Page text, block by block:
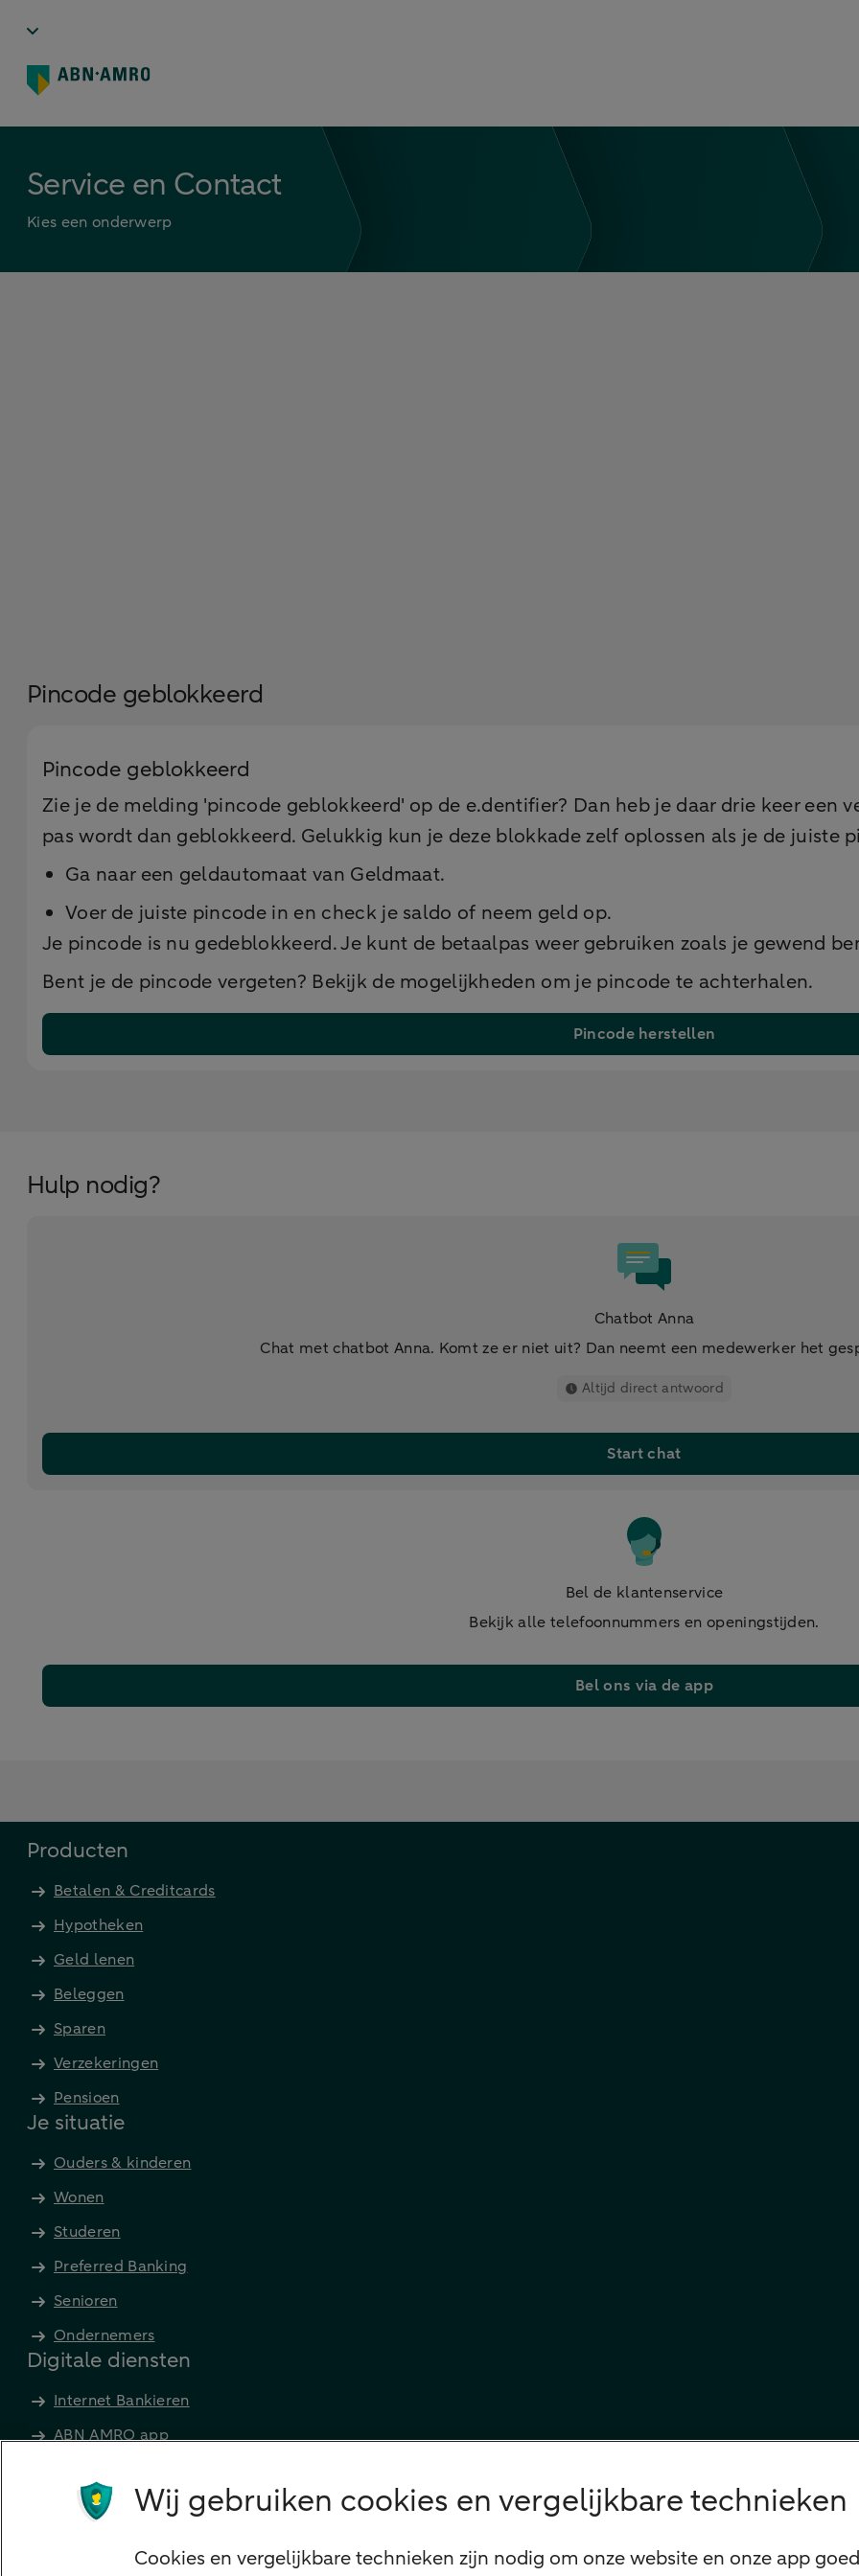
Service en Contact
Kies een onderwerp
Pincode geblokkeerd
Pincode geblokkeerd
Zie je de melding 'pincode geblokkeerd' op de e.dentifier? Dan heb je daar drie keer een
pas wordt dan geblokkeerd. Gelukkig kun je deze blokkade zelf oplossen als je de juiste
Ga naar een geldautomaat van Geldmaat.
Voer de juiste pincode in en check je saldo of neem geld op.
Je pincode is nu gedeblokkeerd. Je kunt de betaalpas weer gebruiken zoals je gewend
Bent je de pincode vergeten? Bekijk de mogelijkheden om je pincode te achterhalen.
Pincode herstellen
Hulp nodig?
Chatbot Anna
Chat met chatbot Anna. Komt ze er niet uit? Dan neemt een medewerker het
Altijd direct antwoord
Start chat
Bel de klantenservice
Bekijk alle telefoonnummers en openingstijden.
Bel ons via de app
Producten
Betalen & Creditcards
Hypotheken
Geld lenen
Beleggen
Sparen
Verzekeringen
Pensioen
Je situatie
Ouders & kinderen
Wonen
Studeren
Preferred Banking
Senioren
Ondernemers
Digitale diensten
Internet Bankieren
ABN AMRO app
Apple Pay
Wij gebruiken cookies en vergelijkbare technieken
Cookies en vergelijkbare technieken zijn nodig om onze website en onze app